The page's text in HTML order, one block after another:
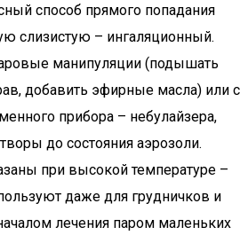
способ прямого попадания
слизистую – ингаляционный.
манипуляции (подышать
добавить эфирные масла) или с
прибора – небулайзера,
до состояния аэрозоли.
при высокой температуре –
даже для грудничков и
лечения паром маленьких